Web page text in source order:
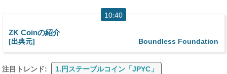
10:40
ZK Coinの紹介
[出典元] Boundless Foundation
注目トレンド: 1.円ステーブルコイン「JPYC」